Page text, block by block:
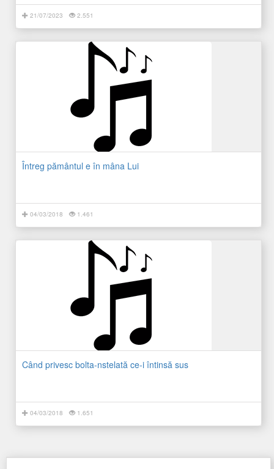
21/07/2023 2.551
Întreg pământul e în mâna Lui
04/03/2018 1.461
Când privesc bolta-nstelată ce-i întinsă sus
04/03/2018 1.651